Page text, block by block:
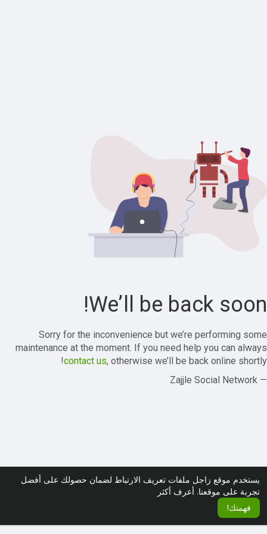
يستخدم موقع زاجل ملفات تعريف الارتباط لضمان حصولك على أفضل
تجربة على موقعنا. أعرف أكثر
فهمتك!
We’ll be back soon!
Sorry for the inconvenience but we’re performing some
maintenance at the moment. If you need help you can always
contact us, otherwise we’ll be back online shortly!
— Zajjle Social Network